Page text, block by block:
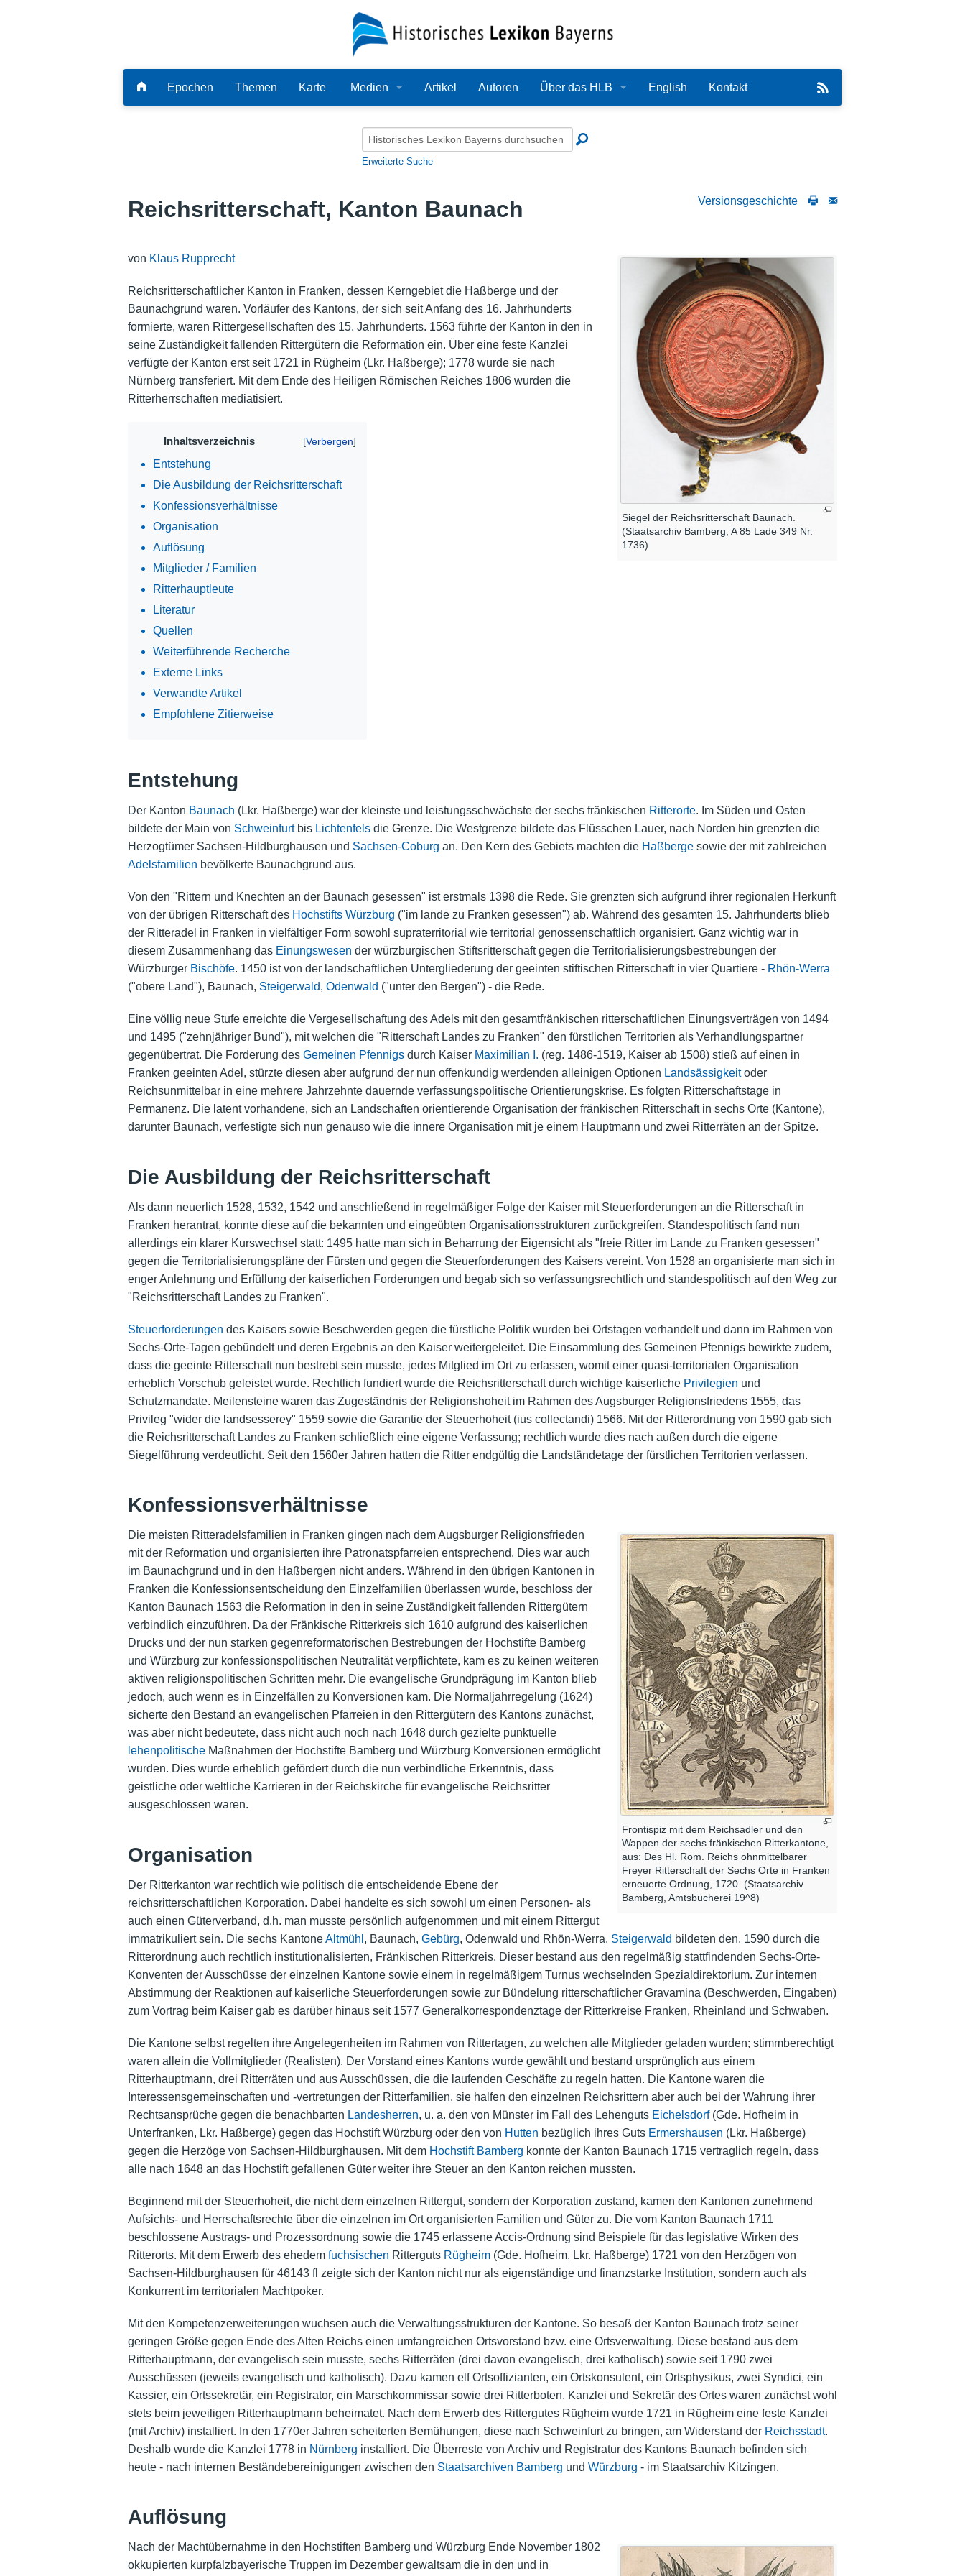
Epochen Themen Karte Medien
Audio
PDF
Artikel Autoren Über das HLB
Redaktion
Häufige Fragen
Nutzungshinweise
English Kontakt
Erweiterte Suche
Versionsgeschichte
Reichsritterschaft, Kanton Baunach
Siegel der Reichsritterschaft Baunach.
(Staatsarchiv Bamberg, A 85 Lade 349 Nr.
1736)
von Klaus Rupprecht
Reichsritterschaftlicher Kanton in Franken, dessen Kerngebiet die Haßberge und der
Baunachgrund waren. Vorläufer des Kantons, der sich seit Anfang des 16. Jahrhunderts
formierte, waren Rittergesellschaften des 15. Jahrhunderts. 1563 führte der Kanton in den in
seine Zuständigkeit fallenden Rittergütern die Reformation ein. Über eine feste Kanzlei
verfügte der Kanton erst seit 1721 in Rügheim (Lkr. Haßberge); 1778 wurde sie nach
Nürnberg transferiert. Mit dem Ende des Heiligen Römischen Reiches 1806 wurden die
Ritterherrschaften mediatisiert.
Inhaltsverzeichnis
Entstehung
Die Ausbildung der Reichsritterschaft
Konfessionsverhältnisse
Organisation
Auflösung
Mitglieder / Familien
Ritterhauptleute
Literatur
Quellen
Weiterführende Recherche
Externe Links
Verwandte Artikel
Empfohlene Zitierweise
Entstehung
Der Kanton Baunach (Lkr. Haßberge) war der kleinste und leistungsschwächste der sechs fränkischen Ritterorte. Im Süden und Osten
bildete der Main von Schweinfurtbis Lichtenfelsdie Grenze. Die Westgrenze bildete das Flüsschen Lauer, nach Norden hin grenzten die
Herzogtümer Sachsen-Hildburghausen und Sachsen-Coburg an. Den Kern des Gebiets machten die Haßbergesowie der mit zahlreichen
Adelsfamilien bevölkerte Baunachgrund aus.
Von den "Rittern und Knechten an der Baunach gesessen" ist erstmals 1398 die Rede. Sie grenzten sich aufgrund ihrer regionalen Herkunft
von der übrigen Ritterschaft des Hochstifts Würzburg ("im lande zu Franken gesessen") ab. Während des gesamten 15. Jahrhunderts blieb
der Ritteradel in Franken in vielfältiger Form sowohl supraterritorial wie territorial genossenschaftlich organisiert. Ganz wichtig war in
diesem Zusammenhang das Einungswesen der würzburgischen Stiftsritterschaft gegen die Territorialisierungsbestrebungen der
Würzburger Bischöfe. 1450 ist von der landschaftlichen Untergliederung der geeinten stiftischen Ritterschaft in vier Quartiere - Rhön-Werra
("obere Land"), Baunach, Steigerwald, Odenwald ("unter den Bergen") - die Rede.
Eine völlig neue Stufe erreichte die Vergesellschaftung des Adels mit den gesamtfränkischen ritterschaftlichen Einungsverträgen von 1494
und 1495 ("zehnjähriger Bund"), mit welchen die "Ritterschaft Landes zu Franken" den fürstlichen Territorien als Verhandlungspartner
gegenübertrat. Die Forderung des Gemeinen Pfennigsdurch Kaiser Maximilian I. (reg. 1486-1519, Kaiser ab 1508) stieß auf einen in
Franken geeinten Adel, stürzte diesen aber aufgrund der nun offenkundig werdenden alleinigen Optionen Landsässigkeitoder
Reichsunmittelbar in eine mehrere Jahrzehnte dauernde verfassungspolitische Orientierungskrise. Es folgten Ritterschaftstage in
Permanenz. Die latent vorhandene, sich an Landschaften orientierende Organisation der fränkischen Ritterschaft in sechs Orte (Kantone),
darunter Baunach, verfestigte sich nun genauso wie die innere Organisation mit je einem Hauptmann und zwei Ritterräten an der Spitze.
Die Ausbildung der Reichsritterschaft
Als dann neuerlich 1528, 1532, 1542 und anschließend in regelmäßiger Folge der Kaiser mit Steuerforderungen an die Ritterschaft in
Franken herantrat, konnte diese auf die bekannten und eingeübten Organisationsstrukturen zurückgreifen. Standespolitisch fand nun
allerdings ein klarer Kurswechsel statt: 1495 hatte man sich in Beharrung der Eigensicht als "freie Ritter im Lande zu Franken gesessen"
gegen die Territorialisierungspläne der Fürsten und gegen die Steuerforderungen des Kaisers vereint. Von 1528 an organisierte man sich in
enger Anlehnung und Erfüllung der kaiserlichen Forderungen und begab sich so verfassungsrechtlich und standespolitisch auf den Weg zur
"Reichsritterschaft Landes zu Franken".
Steuerforderungen des Kaisers sowie Beschwerden gegen die fürstliche Politik wurden bei Ortstagen verhandelt und dann im Rahmen von
Sechs-Orte-Tagen gebündelt und deren Ergebnis an den Kaiser weitergeleitet. Die Einsammlung des Gemeinen Pfennigs bewirkte zudem,
dass die geeinte Ritterschaft nun bestrebt sein musste, jedes Mitglied im Ort zu erfassen, womit einer quasi-territorialen Organisation
erheblich Vorschub geleistet wurde. Rechtlich fundiert wurde die Reichsritterschaft durch wichtige kaiserliche Privilegien und
Schutzmandate. Meilensteine waren das Zugeständnis der Religionshoheit im Rahmen des Augsburger Religionsfriedens 1555, das
Privileg "wider die landsesserey" 1559 sowie die Garantie der Steuerhoheit (ius collectandi) 1566. Mit der Ritterordnung von 1590 gab sich
die Reichsritterschaft Landes zu Franken schließlich eine eigene Verfassung; rechtlich wurde dies nach außen durch die eigene
Siegelführung verdeutlicht. Seit den 1560er Jahren hatten die Ritter endgültig die Landständetage der fürstlichen Territorien verlassen.
Konfessionsverhältnisse
Frontispiz mit dem Reichsadler und den
Wappen der sechs fränkischen Ritterkantone,
aus: Des Hl. Rom. Reichs ohnmittelbarer
Freyer Ritterschaft der Sechs Orte in Franken
erneuerte Ordnung, 1720. (Staatsarchiv
Bamberg, Amtsbücherei 19^8)
Die meisten Ritteradelsfamilien in Franken gingen nach dem Augsburger Religionsfrieden
mit der Reformation und organisierten ihre Patronatspfarreien entsprechend. Dies war auch
im Baunachgrund und in den Haßbergen nicht anders. Während in den übrigen Kantonen in
Franken die Konfessionsentscheidung den Einzelfamilien überlassen wurde, beschloss der
Kanton Baunach 1563 die Reformation in den in seine Zuständigkeit fallenden Rittergütern
verbindlich einzuführen. Da der Fränkische Ritterkreis sich 1610 aufgrund des kaiserlichen
Drucks und der nun starken gegenreformatorischen Bestrebungen der Hochstifte Bamberg
und Würzburg zur konfessionspolitischen Neutralität verpflichtete, kam es zu keinen weiteren
aktiven religionspolitischen Schritten mehr. Die evangelische Grundprägung im Kanton blieb
jedoch, auch wenn es in Einzelfällen zu Konversionen kam. Die Normaljahrregelung (1624)
sicherte den Bestand an evangelischen Pfarreien in den Rittergütern des Kantons zunächst,
was aber nicht bedeutete, dass nicht auch noch nach 1648 durch gezielte punktuelle
lehenpolitischeMaßnahmen der Hochstifte Bamberg und Würzburg Konversionen ermöglicht
wurden. Dies wurde erheblich gefördert durch die nun verbindliche Erkenntnis, dass
geistliche oder weltliche Karrieren in der Reichskirche für evangelische Reichsritter
ausgeschlossen waren.
Organisation
Der Ritterkanton war rechtlich wie politisch die entscheidende Ebene der
reichsritterschaftlichen Korporation. Dabei handelte es sich sowohl um einen Personen- als
auch einen Güterverband, d.h. man musste persönlich aufgenommen und mit einem Rittergut
immatrikuliert sein. Die sechs KantoneAltmühl , Baunach, Gebürg, Odenwald und Rhön-Werra, Steigerwald bildeten den, 1590 durch die
Ritterordnung auch rechtlich institutionalisierten, Fränkischen Ritterkreis. Dieser bestand aus den regelmäßig stattfindenden Sechs-Orte-
Konventen der Ausschüsse der einzelnen Kantone sowie einem in regelmäßigem Turnus wechselnden Spezialdirektorium. Zur internen
Abstimmung der Reaktionen auf kaiserliche Steuerforderungen sowie zur Bündelung ritterschaftlicher Gravamina (Beschwerden, Eingaben)
zum Vortrag beim Kaiser gab es darüber hinaus seit 1577 Generalkorrespondenztage der Ritterkreise Franken, Rheinland und Schwaben.
Die Kantone selbst regelten ihre Angelegenheiten im Rahmen von Rittertagen, zu welchen alle Mitglieder geladen wurden; stimmberechtigt
waren allein die Vollmitglieder (Realisten). Der Vorstand eines Kantons wurde gewählt und bestand ursprünglich aus einem
Ritterhauptmann, drei Ritterräten und aus Ausschüssen, die die laufenden Geschäfte zu regeln hatten. Die Kantone waren die
Interessensgemeinschaften und -vertretungen der Ritterfamilien, sie halfen den einzelnen Reichsrittern aber auch bei der Wahrung ihrer
Rechtsansprüche gegen die benachbarten Landesherren, u. a. den von Münster im Fall des Lehenguts Eichelsdorf(Gde. Hofheim in
Unterfranken, Lkr. Haßberge) gegen das Hochstift Würzburg oder den von Hutten bezüglich ihres Guts Ermershausen (Lkr. Haßberge)
gegen die Herzöge von Sachsen-Hildburghausen. Mit dem Hochstift Bamberg konnte der Kanton Baunach 1715 vertraglich regeln, dass
alle nach 1648 an das Hochstift gefallenen Güter weiter ihre Steuer an den Kanton reichen mussten.
Beginnend mit der Steuerhoheit, die nicht dem einzelnen Rittergut, sondern der Korporation zustand, kamen den Kantonen zunehmend
Aufsichts- und Herrschaftsrechte über die einzelnen im Ort organisierten Familien und Güter zu. Die vom Kanton Baunach 1711
beschlossene Austrags- und Prozessordnung sowie die 1745 erlassene Accis-Ordnung sind Beispiele für das legislative Wirken des
Ritterorts. Mit dem Erwerb des ehedem fuchsischen Ritterguts Rügheim(Gde. Hofheim, Lkr. Haßberge) 1721 von den Herzögen von
Sachsen-Hildburghausen für 46143 fl zeigte sich der Kanton nicht nur als eigenständige und finanzstarke Institution, sondern auch als
Konkurrent im territorialen Machtpoker.
Mit den Kompetenzerweiterungen wuchsen auch die Verwaltungsstrukturen der Kantone. So besaß der Kanton Baunach trotz seiner
geringen Größe gegen Ende des Alten Reichs einen umfangreichen Ortsvorstand bzw. eine Ortsverwaltung. Diese bestand aus dem
Ritterhauptmann, der evangelisch sein musste, sechs Ritterräten (drei davon evangelisch, drei katholisch) sowie seit 1790 zwei
Ausschüssen (jeweils evangelisch und katholisch). Dazu kamen elf Ortsoffizianten, ein Ortskonsulent, ein Ortsphysikus, zwei Syndici, ein
Kassier, ein Ortssekretär, ein Registrator, ein Marschkommissar sowie drei Ritterboten. Kanzlei und Sekretär des Ortes waren zunächst wohl
stets beim jeweiligen Ritterhauptmann beheimatet. Nach dem Erwerb des Rittergutes Rügheim wurde 1721 in Rügheim eine feste Kanzlei
(mit Archiv) installiert. In den 1770er Jahren scheiterten Bemühungen, diese nach Schweinfurt zu bringen, am Widerstand der Reichsstadt.
Deshalb wurde die Kanzlei 1778 in Nürnberg installiert. Die Überreste von Archiv und Registratur des Kantons Baunach befinden sich
heute - nach internen Beständebereinigungen zwischen den Staatsarchiven Bamberg und Würzburg - im Staatsarchiv Kitzingen.
Auflösung
Nach der Machtübernahme in den Hochstiften Bamberg und Würzburg Ende November 1802
okkupierten kurpfalzbayerische Truppen im Dezember gewaltsam die in den und in